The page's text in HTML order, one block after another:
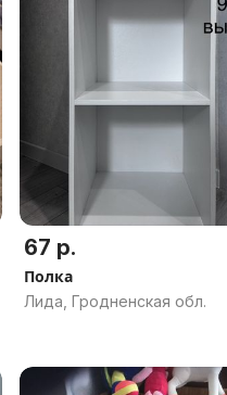
67 р.
Полка
Лида, Гродненская обл.